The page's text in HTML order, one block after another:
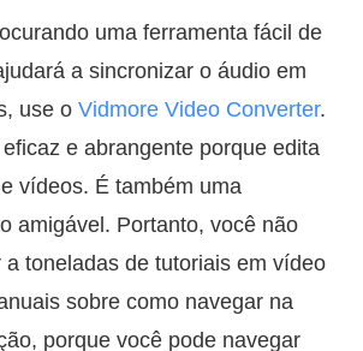
uma ferramenta fácil de
a sincronizar o áudio em
use o Vidmore Video Converter.
e abrangente porque edita
vídeos. É também uma
amigável. Portanto, você não
a toneladas de tutoriais em vídeo
sobre como navegar na
porque você pode navegar